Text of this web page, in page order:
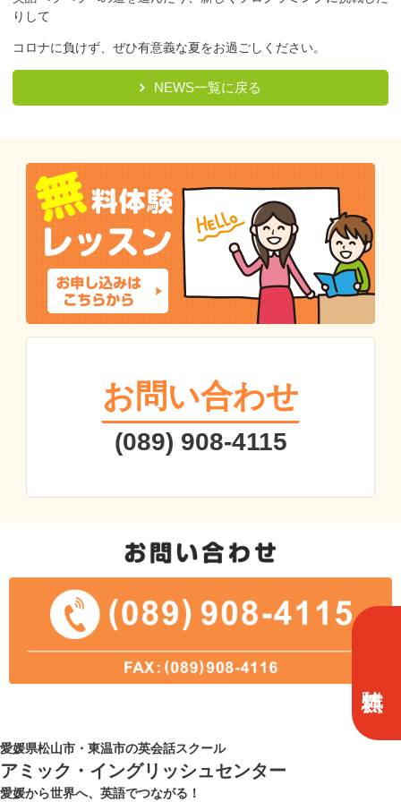
りして
コロナに負けず、ぜひ有意義な夏をお過ごしください。
NEWS一覧に戻る
お問い合わせ
(089) 908-4115
愛媛県松山市・東温市の英会話スクール
アミック・イングリッシュセンター
愛媛から世界へ、英語でつながる！